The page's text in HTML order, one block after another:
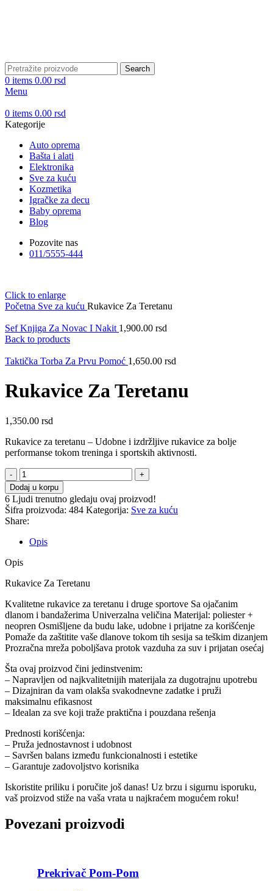
Search
0 items 0.00 rsd
Menu
0 items 0.00 rsd
Kategorije
Auto oprema
Bašta i alati
Elektronika
Sve za kuću
Kozmetika
Igračke za decu
Baby oprema
Blog
Pozovite nas
011/5555-444
Click to enlarge
Početna Sve za kuću Rukavice Za Teretanu
Sef Knjiga Za Novac I Nakit 1,900.00 rsd
Back to products
Taktička Torba Za Prvu Pomoć 1,650.00 rsd
Rukavice Za Teretanu
1,350.00 rsd
Rukavice za teretanu – Udobne i izdržljive rukavice za bolje
performanse tokom treninga i sportskih aktivnosti.
Rukavice
Za
Teretanu
količina
Dodaj u korpu
6 Ljudi trenutno gledaju ovaj proizvod!
Šifra proizvoda: 484 Kategorija: Sve za kuću
Share:
Opis
Opis
Rukavice Za Teretanu
Kvalitetne rukavice za teretanu i druge sportove Sa ojačanim
dlanom i bandažerima Univerzalna veličina Materijal: poliester +
neopren Osmišljene da budu lake, udobne i prijatne za korišćenje
Pomaže da zaštitite vaše dlanove tokom tih sesija sa teškim dizanjem
Prozračna mreža poboljšava protok vazduha za suv i prijatan osećaj
Šta ovaj proizvod čini jedinstvenim:
– Napravljen od najkvalitetnijih materijala za dugotrajnu upotrebu
– Dizajniran da vam olakša svakodnevne zadatke i pruži
maksimalnu efikasnost
– Idealan za sve koji traže praktična i pouzdana rešenja
Prednosti korišćenja:
– Pruža jednostavnost i udobnost
– Savršen balans između funkcionalnosti i estetike
– Garantuje zadovoljstvo korisnika
Iskoristite priliku i poručite još danas! Uz brzu i sigurnu isporuku,
vaš proizvod stiže na vaša vrata u najkraćem mogućem roku!
Povezani proizvodi
Prekrivač Pom-Pom